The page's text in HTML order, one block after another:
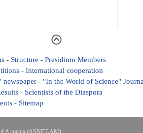
- Structure - Presidium Members
- International cooperation
newspaper- "In the World of Science"
- Scientists of the Diaspora
- Sitemap
Armenia (ASNET-AM)